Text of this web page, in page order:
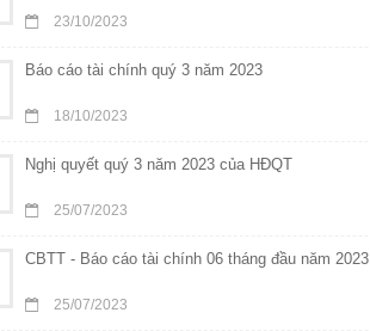
23/10/2023
Báo cáo tài chính quý 3 năm 2023
18/10/2023
Nghị quyết quý 3 năm 2023 của HĐQT
25/07/2023
CBTT - Báo cáo tài chính 06 tháng đầu năm 2023
25/07/2023